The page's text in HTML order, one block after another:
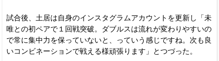
試合後、土居は自身のインスタグラムアカウントを更新し「未
唯との初ペアで１回戦突破。ダブルスは流れが変わりやすいの
で常に集中力を保っていないと、っていう感じですね。次も良
いコンビネーションで戦える様頑張ります」とつづった。